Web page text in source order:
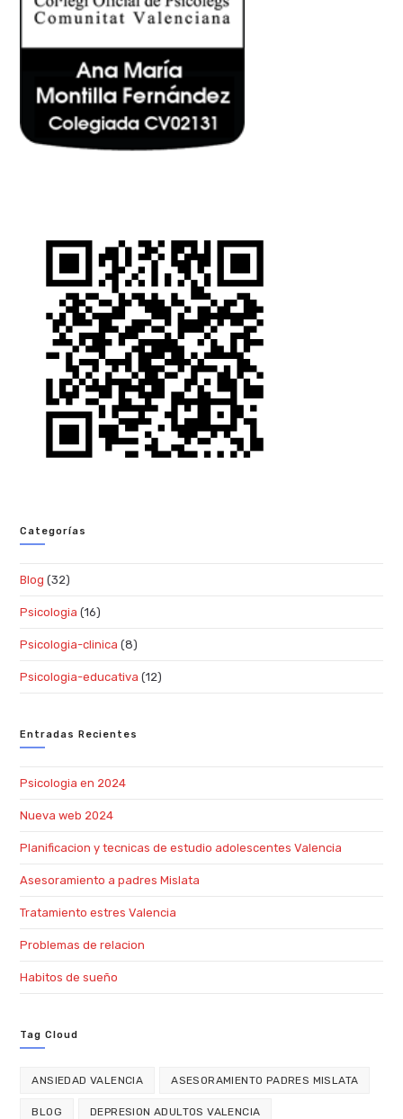
Categorías
Blog (32)
Psicologia (16)
Psicologia-clinica (8)
Psicologia-educativa (12)
Entradas Recientes
Psicologia en 2024
Nueva web 2024
Planificacion y tecnicas de estudio adolescentes Valencia
Asesoramiento a padres Mislata
Tratamiento estres Valencia
Problemas de relacion
Habitos de sueño
Tag Cloud
ANSIEDAD VALENCIA ASESORAMIENTO PADRES MISLATA
BLOG DEPRESION ADULTOS VALENCIA